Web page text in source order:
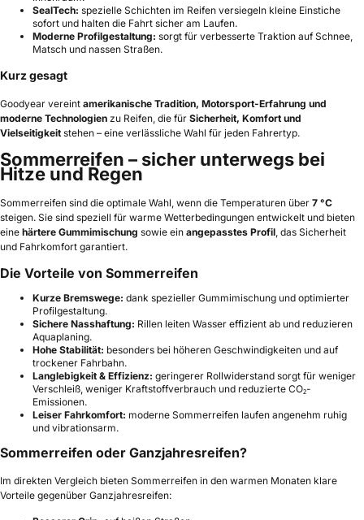
SealTech: spezielle Schichten im Reifen versiegeln kleine Einstiche
sofort und halten die Fahrt sicher am Laufen.
Moderne Profilgestaltung: sorgt für verbesserte Traktion auf Schnee,
Matsch und nassen Straßen.
Kurz gesagt
Goodyear vereint amerikanische Tradition, Motorsport-Erfahrung und
moderne Technologien zu Reifen, die für Sicherheit, Komfort und
Vielseitigkeit stehen – eine verlässliche Wahl für jeden Fahrertyp.
Sommerreifen – sicher unterwegs bei
Hitze und Regen
Sommerreifen sind die optimale Wahl, wenn die Temperaturen über 7 °C
steigen. Sie sind speziell für warme Wetterbedingungen entwickelt und bieten
eine härtere Gummimischung sowie ein angepasstes Profil , das Sicherheit
und Fahrkomfort garantiert.
Die Vorteile von Sommerreifen
Kurze Bremswege: dank spezieller Gummimischung und optimierter
Profilgestaltung.
Sichere Nasshaftung: Rillen leiten Wasser effizient ab und reduzieren
Aquaplaning.
Hohe Stabilität: besonders bei höheren Geschwindigkeiten und auf
trockener Fahrbahn.
Langlebigkeit & Effizienz: geringerer Rollwiderstand sorgt für weniger
Verschleiß, weniger Kraftstoffverbrauch und reduzierte CO₂-
Emissionen.
Leiser Fahrkomfort: moderne Sommerreifen laufen angenehm ruhig
und vibrationsarm.
Sommerreifen oder Ganzjahresreifen?
Im direkten Vergleich bieten Sommerreifen in den warmen Monaten klare
Vorteile gegenüber Ganzjahresreifen: